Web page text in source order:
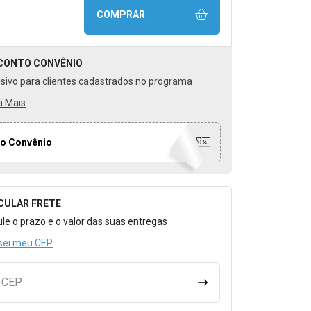
COMPRAR
CONVÊNIO
para clientes cadastrados no programa
Mais
Convênio
para Calcular o Frete
FRETE
o prazo e o valor das suas entregas
meu CEP
CALCULAR FRETE